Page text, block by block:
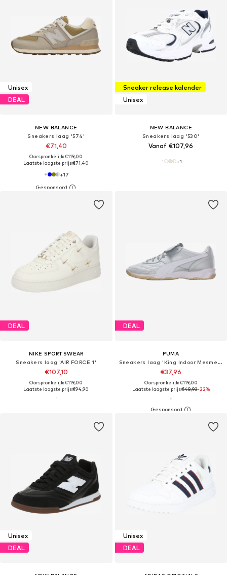
Unisex
DEAL
NEW BALANCE
Sneakers laag '574'
€71,40
Oorspronkelijk: €119,00
Laatste laagste prijs:€71,40
+17
Sneaker release kalender
Unisex
NEW BALANCE
Sneakers laag '530'
Vanaf €107,96
+1
DEAL
NIKE SPORTSWEAR
Sneakers laag 'AIR FORCE 1'
€107,10
Oorspronkelijk: €119,00
Laatste laagste prijs:€94,90
DEAL
PUMA
Sneakers laag 'King Indoor Mesmerize'
€37,96
Oorspronkelijk: €119,00
Laatste laagste prijs:€48,93-22%
Unisex
DEAL
Unisex
DEAL